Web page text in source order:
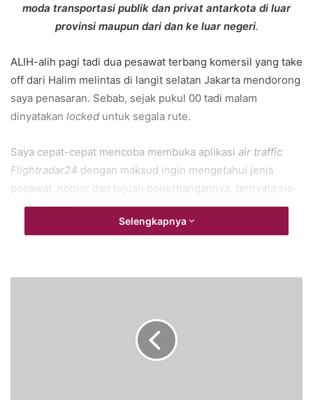
moda transportasi publik dan privat antarkota di luar
provinsi maupun dari dan ke luar negeri.
ALIH-alih pagi tadi dua pesawat terbang komersil yang take
off dari Halim melintas di langit selatan Jakarta mendorong
saya penasaran. Sebab, sejak pukul 00 tadi malam
dinyatakan locked untuk segala rute.
Saya cepat-cepat mencoba membuka aplikasi air traffic
Flightradar24 dengan maksud ingin mengetahui jenis
pesawat, nomor dan tujuan penerbangannya, ternyata sia-
sia, terkunci.
tentu telah menyadari dampaknya bagi pertumbuhan
penyebaran virus Covid-19.
Selengkapnya